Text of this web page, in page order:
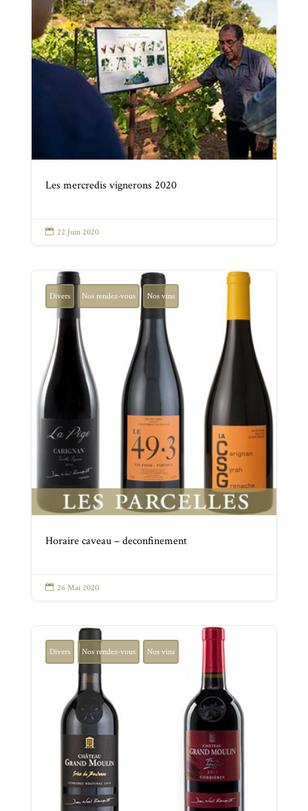
Les mercredis vignerons 2020
 22 Juin 2020
Divers Nos rendez-vous Nos vins
Horaire caveau – deconfinement
 26 Mai 2020
Divers Nos rendez-vous Nos vins